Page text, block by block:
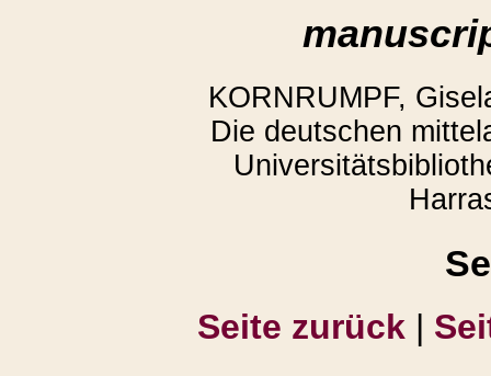
KORNRUMPF,
Die deutschen
Seite zurück |